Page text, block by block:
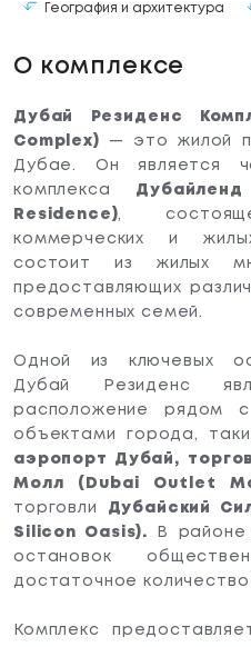
География и архитектура
О комплексе
Дубай Резиденс
Complex) — это жилой
Дубае. Он является
комплекса
Residence),
коммерческих и
состоит из жилых
предоставляющих
современных семей.
Одной из ключевых
Дубай Резиденс
расположение рядом
объектами города,
аэропорт Дубай,
Молл (Dubai Outlet
торговли
Дубайский
Silicon Oasis). В районе
остановок
достаточное
Комплекс